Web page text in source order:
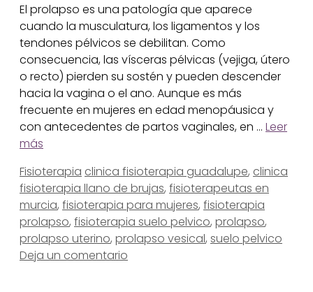
El prolapso es una patología que aparece
cuando la musculatura, los ligamentos y los
tendones pélvicos se debilitan. Como
consecuencia, las vísceras pélvicas (vejiga, útero
o recto) pierden su sostén y pueden descender
hacia la vagina o el ano. Aunque es más
frecuente en mujeres en edad menopáusica y
con antecedentes de partos vaginales, en … Leer
más
Categorías
Fisioterapia Etiquetas
clinica fisioterapia guadalupe, clinica
fisioterapia llano de brujas, fisioterapeutas en
murcia, fisioterapia para mujeres, fisioterapia
prolapso, fisioterapia suelo pelvico, prolapso,
prolapso uterino, prolapso vesical, suelo pelvico
Deja un comentario